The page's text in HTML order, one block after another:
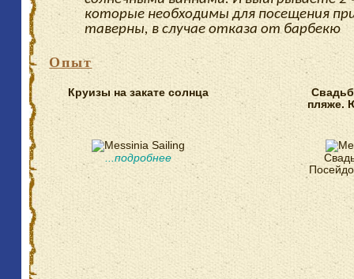
которые необходимы для посещения
таверны, в случае отказа от барбекю
Опыт
Круизы на закате солнца
...подробнее
пляже.